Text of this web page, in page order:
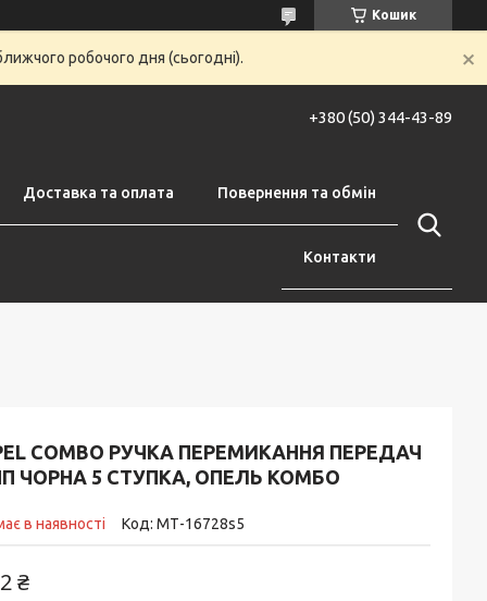
Кошик
робочого дня (сьогодні).
+380 (50) 344-43-89
Доставка та оплата Повернення та обмін
Контакти
COMBO РУЧКА ПЕРЕМИКАННЯ ПЕРЕДАЧ
ЧОРНА 5 СТУПКА, ОПЕЛЬ КОМБО
в наявності Код: МТ-16728s5
₴